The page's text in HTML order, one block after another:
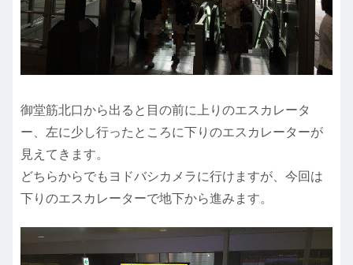
御堂筋北口から出ると目の前に上りのエスカレータ
ー、左に少し行ったところに下りのエスカレーターが
見えてきます。
どちらからでもヨドバシカメラに行けますが、今回は
下りのエスカレーターで地下から進みます。